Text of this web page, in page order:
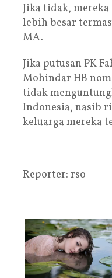
Jika tidak,
lebih besar
MA.
Jika putusan PK
Mohindar HB
tidak
Indonesia, nasib
keluarga mereka
Reporter: rso